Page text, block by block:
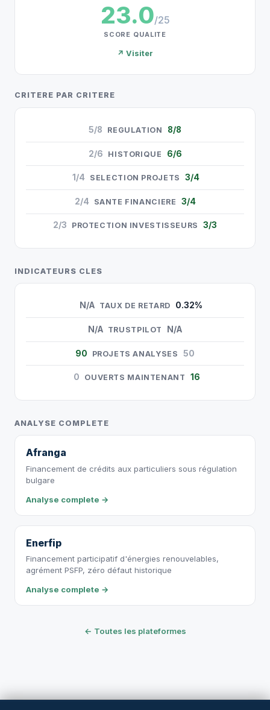
23.0/25
SCORE QUALITE
↗ Visiter
CRITERE PAR CRITERE
5/8 REGULATION 8/8
2/6 HISTORIQUE 6/6
1/4 SELECTION PROJETS 3/4
2/4 SANTE FINANCIERE 3/4
2/3 PROTECTION INVESTISSEURS 3/3
INDICATEURS CLES
N/A TAUX DE RETARD 0.32%
N/A TRUSTPILOT N/A
90 PROJETS ANALYSES 50
0 OUVERTS MAINTENANT 16
ANALYSE COMPLETE
Afranga
Financement de crédits aux particuliers sous régulation
bulgare
Analyse complete →
Enerfip
Financement participatif d'énergies renouvelables,
agrément PSFP, zéro défaut historique
Analyse complete →
← Toutes les plateformes